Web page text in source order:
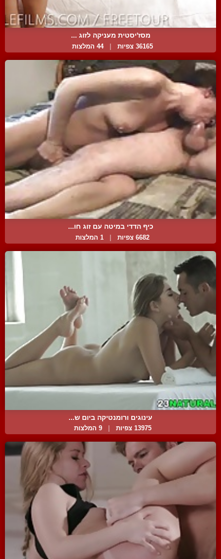
מסז'יסטית מעניקה לזוג ...
36165 צפיות 44 המלצות
כיף הדדי במיטה עם זוג חו...
6682 צפיות | 1 המלצות
עינוגים ורומנטיקה ביום ש...
13975 צפיות 9 המלצות